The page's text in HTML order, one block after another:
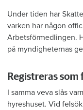
Under tiden har
varken har någon
Arbetsförmedlingen.
på myndigheternas
Registreras
I samma veva slås
hyreshuset. Vid